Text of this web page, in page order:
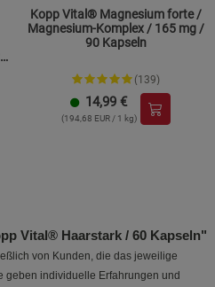
Kopp Vital® Magnesium forte /
Magnesium-Komplex / 165 mg /
90 Kapseln
(139)
14,99 €
(194,68 EUR / 1 kg)
Vital® Haarstark / 60 Kapseln"
von Kunden, die das jeweilige
geben individuelle Erfahrungen und